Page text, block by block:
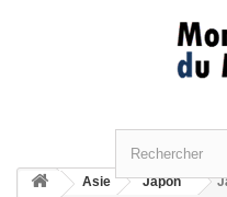
Asie Japon